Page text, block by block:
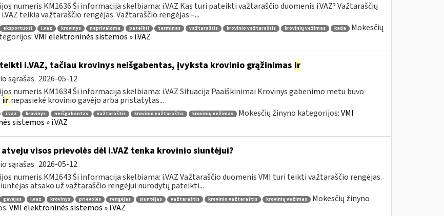
numeris KM1636 Ši informacija skelbiama: i.VAZ Kas turi pateikti važtaraščio duomenis i.VAZ? Važtaraščių
teikia važtaraščio rengėjas. Važtaraščio rengėjas –...
eksportuoti i.vaz krovinys neprivaloma pateikti terminas važtaraštis krovinio važtaraštis krovinių vežimas kada
Mokesčių
VMI elektroninės sistemos » i.VAZ
i.VAZ, tačiau krovinys neišgabentas, įvyksta krovinio grąžinimas ir
sąrašas 2026-05-12
numeris KM1634 Ši informacija skelbiama: i.VAZ Situacija Paaiškinimai Krovinys gabenimo metu buvo
ir nepasiekė krovinio gavėjo arba pristatytas...
i.vaz krovinys neišgabentas važtaraštis krovinio važtaraštis krovinių vežimas Mokesčių žinyno kategorijos:VMI
sistemos » i.VAZ
visos prievolės dėl i.VAZ tenka krovinio siuntėjui?
sąrašas 2026-05-12
numeris KM1643 Ši informacija skelbiama: i.VAZ Važtaraščio duomenis VMI turi teikti važtaraščio rengėjas.
atsako už važtaraščio rengėjui nurodytų pateikti...
gavėjas i.vaz krovinys prievolės rengėjas siuntėjas važtaraštis krovinio važtaraštis krovinių vežimas
Mokesčių žinyno
VMI elektroninės sistemos » i.VAZ